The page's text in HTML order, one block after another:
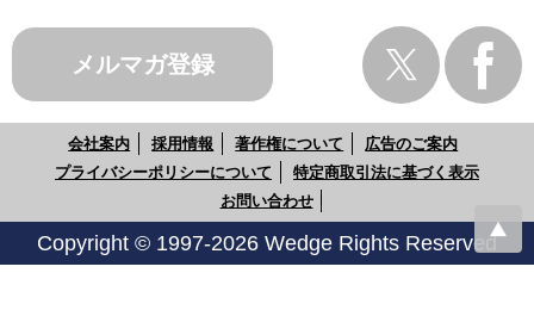
メルマガ登録
会社案内 採用情報 著作権について
広告のご案内
プライバシーポリシーについて
特定商取引法に基づく表示
お問い合わせ
Copyright © 1997-2026 Wedge Rights Reserved